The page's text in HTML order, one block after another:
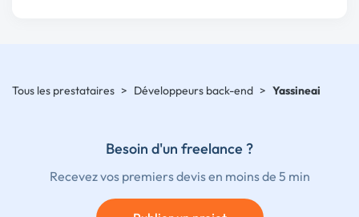
Tous les prestataires > Développeurs back-end > Yassineai
Besoin d'un freelance ?
Recevez vos premiers devis en moins de 5 min